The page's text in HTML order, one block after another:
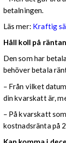
betalningen.
Läs mer: Kraftig
Håll koll på räntan
Den som har
behöver betala
– Från vilket
din kvarskatt är,
– På kvarskatt
kostnadsränta på